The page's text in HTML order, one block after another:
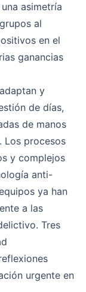
asimetría
al
en el
ganancias
y
de días,
de manos
Los procesos
y complejos
anti-
ya han
a las
Tres
urgente en